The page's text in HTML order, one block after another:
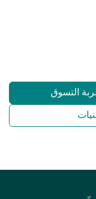
التسوق